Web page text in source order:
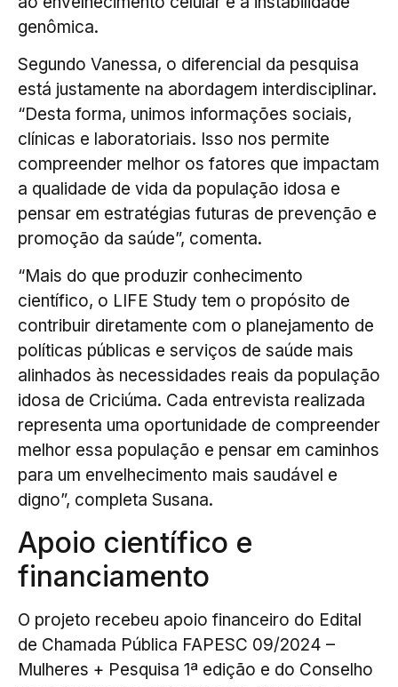
genômica.
Segundo Vanessa, o diferencial da pesquisa
está justamente na abordagem interdisciplinar.
“Desta forma, unimos informações sociais,
clínicas e laboratoriais. Isso nos permite
compreender melhor os fatores que impactam
a qualidade de vida da população idosa e
pensar em estratégias futuras de prevenção e
promoção da saúde”, comenta.
“Mais do que produzir conhecimento
científico, o LIFE Study tem o propósito de
contribuir diretamente com o planejamento de
políticas públicas e serviços de saúde mais
alinhados às necessidades reais da população
idosa de Criciúma. Cada entrevista realizada
representa uma oportunidade de compreender
melhor essa população e pensar em caminhos
para um envelhecimento mais saudável e
digno”, completa Susana.
Apoio científico e
financiamento
O projeto recebeu apoio financeiro do Edital
de Chamada Pública FAPESC 09/2024 –
Mulheres + Pesquisa 1ª edição e do Conselho